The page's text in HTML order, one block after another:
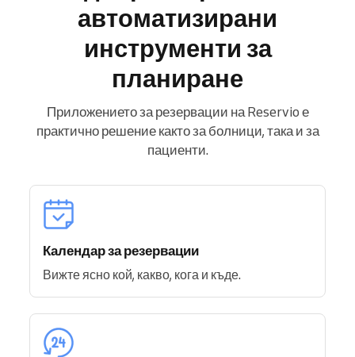
автоматизирани
инструменти за
планиране
Приложението за резервации на Reservio е
практично решение както за болници, така и за
пациенти.
Календар за резервации
Вижте ясно кой, какво, кога и къде.